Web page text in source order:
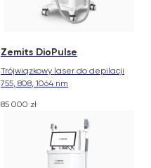
Zemits DioPulse
Trójwiązkowy laser do depilacji
755, 808, 1064 nm
85 000 zł